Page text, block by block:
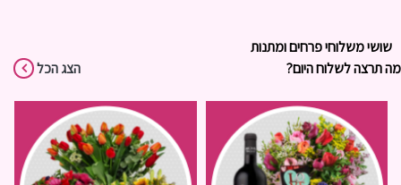
שושי משלוחי פרחים ומתנות
מה תרצה לשלוח היום?
הצג הכל